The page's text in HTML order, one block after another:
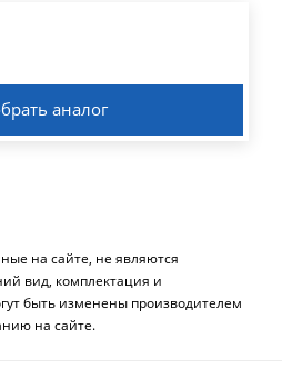
аналог
на сайте, не являются
вид, комплектация и
быть изменены производителем
на сайте.